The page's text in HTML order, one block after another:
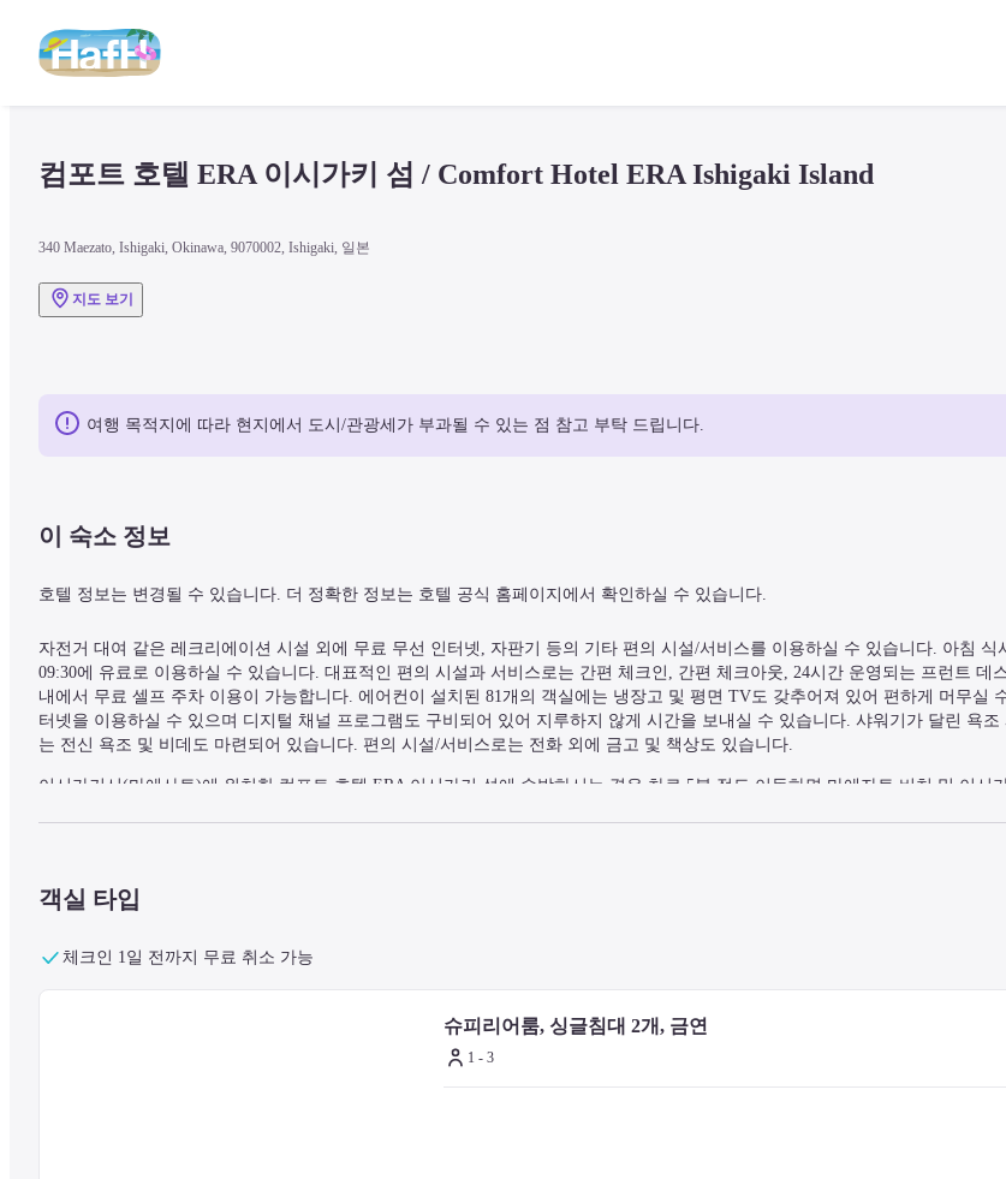
컴포트 호텔 ERA 이시가키 섬 / Comfort Hotel ERA Ishigaki Island
340 Maezato, Ishigaki, Okinawa, 9070002, Ishigaki, 일본
지도 보기
여행 목적지에 따라 현지에서 도시/관광세가 부과될 수 있는 점 참고 부탁 드립니다.
이 숙소 정보
호텔 정보는 변경될 수 있습니다. 더 정확한 정보는 호텔 공식 홈페이지에서 확인하실 수 있습니다.
자전거 대여 같은 레크리에이션 시설 외에 무료 무선 인터넷, 자판기 등의 기타 편의 시설/서비스를 이용하실 수 있습니다. 아침 식
09:30에 유료로 이용하실 수 있습니다. 대표적인 편의 시설과 서비스로는 간편 체크인, 간편 체크아웃, 24시간 운영되는 프런트 데
내에서 무료 셀프 주차 이용이 가능합니다. 에어컨이 설치된 81개의 객실에는 냉장고 및 평면 TV도 갖추어져 있어 편하게 머무실
터넷을 이용하실 수 있으며 디지털 채널 프로그램도 구비되어 있어 지루하지 않게 시간을 보내실 수 있습니다. 샤워기가 달린 욕조
는 전신 욕조 및 비데도 마련되어 있습니다. 편의 시설/서비스로는 전화 외에 금고 및 책상도 있습니다.
이시가키시(마에사토)에 위치한 컴포트 호텔 ERA 이시가키 섬에 숙박하시는 경우 차로 5분 정도 이동하면 마에자토 비치 및 이시
야에야마 박물관 - 3km
객실 타입
체크인 1일 전까지 무료 취소 가능
슈피리어룸, 싱글침대 2개, 금연
1 - 3